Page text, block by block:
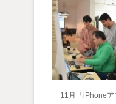
11月「iPhoneア